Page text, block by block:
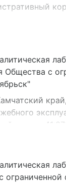
Общества с
номер:
ограниченной